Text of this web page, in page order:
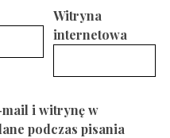
Witryna
internetowa
mail i witrynę w
podczas pisania